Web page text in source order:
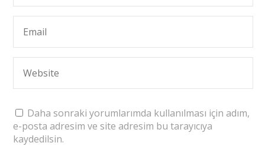
Daha sonraki yorumlarımda kullanılması için adım,
e-posta adresim ve site adresim bu tarayıcıya
kaydedilsin.